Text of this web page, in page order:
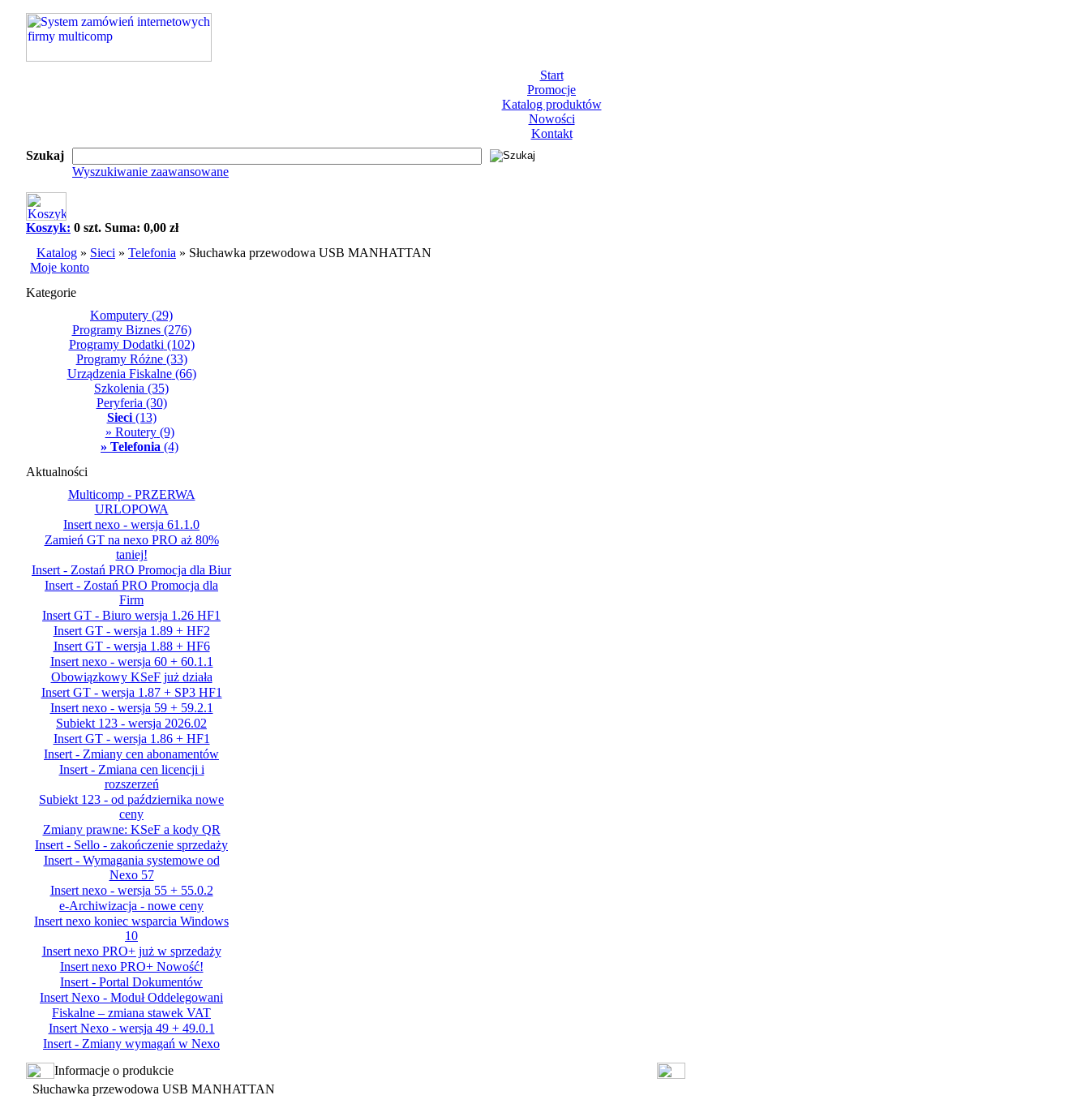
Start
Promocje
Katalog produktów
Nowości
Kontakt
Szukaj
Wyszukiwanie zaawansowane
Koszyk: 0 szt. Suma: 0,00 zł
Katalog » Sieci » Telefonia » Słuchawka przewodowa USB MANHATTAN
Moje konto
Kategorie
Komputery (29)
Programy Biznes(276)
Programy Dodatki (102)
Programy Różne(33)
Urządzenia Fiskalne(66)
Szkolenia (35)
Peryferia (30)
Sieci(13)
» Routery(9)
» Telefonia (4)
Aktualności
Multicomp - PRZERWA
URLOPOWA
Insert nexo - wersja 61.1.0
Zamień GT na nexo PRO aż 80%
taniej!
Insert - Zostań PRO Promocja dla Biur
Insert - Zostań PRO Promocja dla
Firm
Insert GT - Biuro wersja 1.26 HF1
Insert GT - wersja 1.89 + HF2
Insert GT - wersja 1.88 + HF6
Insert nexo - wersja 60 + 60.1.1
Obowiązkowy KSeF już działa
Insert GT - wersja 1.87 + SP3 HF1
Insert nexo - wersja 59 + 59.2.1
Subiekt 123 - wersja 2026.02
Insert GT - wersja 1.86 + HF1
Insert - Zmiany cen abonamentów
Insert - Zmiana cen licencji i
rozszerzeń
Subiekt 123 - od października nowe
ceny
Zmiany prawne: KSeF a kody QR
Insert - Sello - zakończenie sprzedaży
Insert - Wymagania systemowe od
Nexo 57
Insert nexo - wersja 55 + 55.0.2
e-Archiwizacja - nowe ceny
Insert nexo koniec wsparcia Windows
10
Insert nexo PRO+ już w sprzedaży
Insert nexo PRO+ Nowość!
Insert - Portal Dokumentów
Insert Nexo - Moduł Oddelegowani
Fiskalne – zmiana stawek VAT
Insert Nexo - wersja 49 + 49.0.1
Insert - Zmiany wymagań w Nexo
Informacje o produkcie
Słuchawka przewodowa USB MANHATTAN